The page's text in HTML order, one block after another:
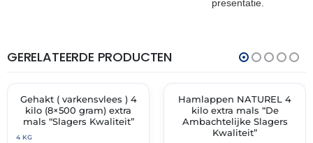
presentatie.
GERELATEERDE PRODUCTEN
✓ VAST ASSORTIMENT
THT:
13-
Gehakt ( varkensvlees ) 4
kilo (8×500 gram) extra
mals “Slagers Kwaliteit”
4 KG
✓ VAST ASSORTIMENT
Hamlappen NATUREL 4
kilo extra mals “De
Ambachtelijke Slagers
Kwaliteit”